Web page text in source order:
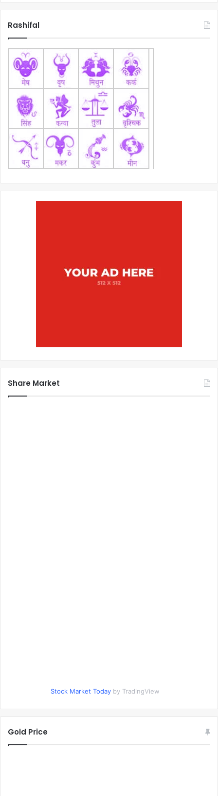
Rashifal
Share Market
Stock Market Today by TradingView
Gold Price